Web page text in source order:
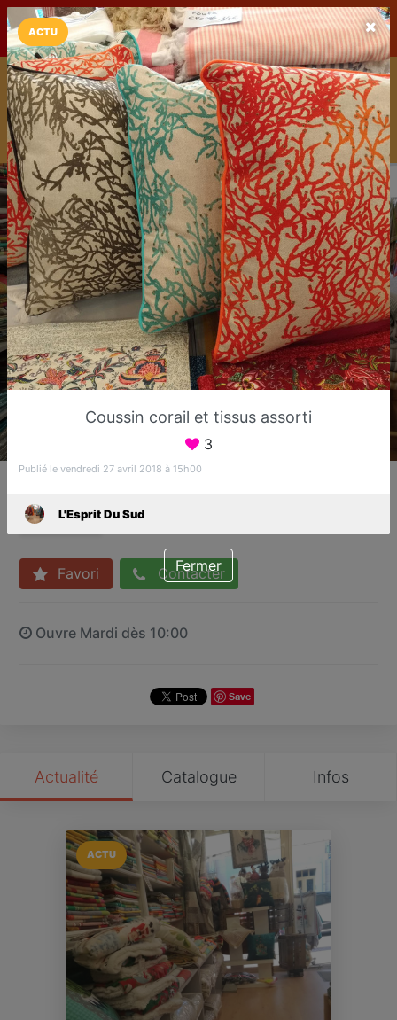
LaCarte LaCarte sur
Play Store
Installez l'App LaCarte
Téléchargez gratuitement l'app LaCarte pour suivre vos
commerces favoris et ne rien rater !
Télécharger Plus tard
L'Esprit Du Sud
Fréjus
Favori Contacter
Ouvre Mardi dès 10:00
Save
Actualité Catalogue Infos
ACTU
ACTU
Coussin corail et tissus assorti
3
Publié le vendredi 27 avril 2018 à 15h00
L'Esprit Du Sud
Fermer